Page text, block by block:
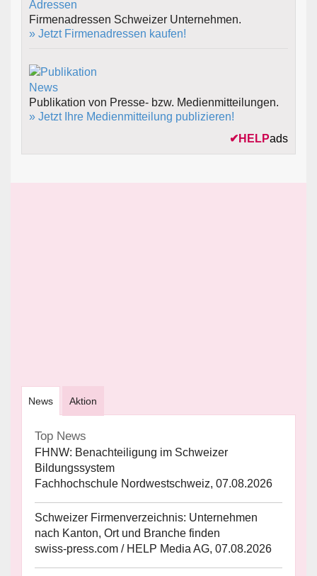
Firmenadressen Schweizer Unternehmen.
» Jetzt Firmenadressen kaufen!
Publikation von Presse- bzw. Medienmitteilungen.
» Jetzt Ihre Medienmitteilung publizieren!
✔ HELPads
News Aktion
Top News
FHNW: Benachteiligung im Schweizer
Bildungssystem
Fachhochschule Nordwestschweiz, 07.08.2026
Schweizer Firmenverzeichnis: Unternehmen
nach Kanton, Ort und Branche finden
swiss-press.com / HELP Media AG, 07.08.2026